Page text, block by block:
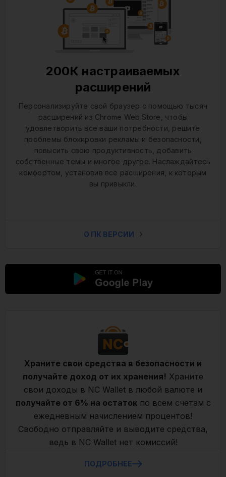
200К настраиваемых
расширений
Персонализируйте свой браузер с помощью тысяч
расширений из Chrome Web Store, чтобы
удовлетворить все ваши потребности, решите
проблемы блокировки рекламы и безопасности,
повысить свою продуктивность, добавить
собственные темы и многое другое. Наслаждайтесь
комфортом, установив все расширения, к которым
вы привыкли.
О ПК ВЕРСИИ
Храните свои средства в безопасности и
получайте доход от их хранения! Храните
свои доходы в NC Wallet в любой валюте и
получайте от 6% на остатокпо всем счетам с
ежедневным начислением процентов!
Свободно отправляйте и выводите средства,
ведь в NC Wallet нет комиссий!
ПОДРОБНЕЕ